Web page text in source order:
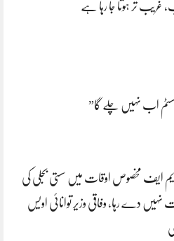
غریب تر ہوتا جا رہا ہے
اب نہیں چلے گا”
ایف مخصوص اوقات میں سستی بجلی کی
نہیں دے رہا، وفاقی وزیر توانائی اویس